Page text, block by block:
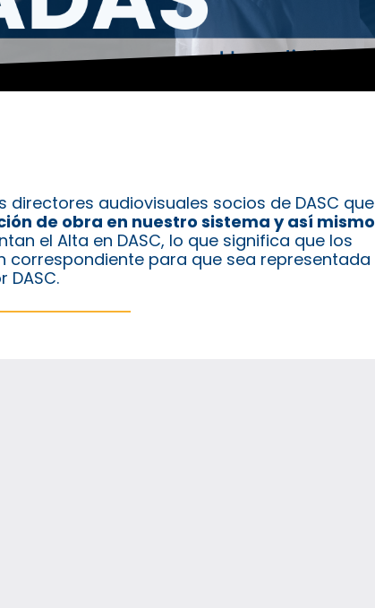
audiovisuales socios de DASC que
de obra en nuestro sistema y así mismo
el Alta en DASC, lo que significa que los
para que sea representada
DASC.